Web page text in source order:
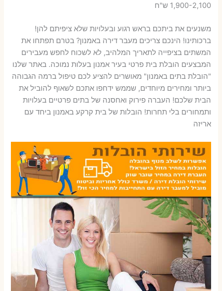
1,900-2,100 ש"ח
משנעים את ביתכם בראש רגוע ובעלויות שלא ציפיתם להן!
ברכותינו! הינכם צריכים מעבר דירה באמנון? בטרם תפתחו את
המשתים בציפייה לתאריך המלהיב, לא לשכוח לחפש מעבירים
המבצעים הובלת בית פרטי בעיר אמנון בעלות נמוכה. באתר שלנו
"הובלת בתים באמנון" מאושרים להציע לכם טיפול ברמה הגבוהה
ביותר ומחירים מיוחדים, שממש ידחפו אתכם לשאוף להוביל את
הבית שלכם! העברה פירוק ואחסנה של בתים פרטיים בעלויות
ותמחורים בלי תחרות! הובלות של בית קרקע באמנון ביחד עם
אריזה